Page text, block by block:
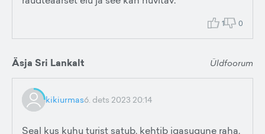
1 0
Äsja Sri Lankalt Üldfoorum
kikiurmas6. dets 2023 20:14
Seal kus kuhu turist satub, kehtib igasugune raha.